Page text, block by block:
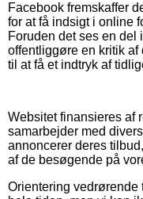
Facebook fremskaffer
for at få indsigt i online
Foruden det ses en del
offentliggøre en kritik
til at få et indtryk af
Websitet finansieres af
samarbejder med
annoncerer deres
af de besøgende på
Orientering vedrørende